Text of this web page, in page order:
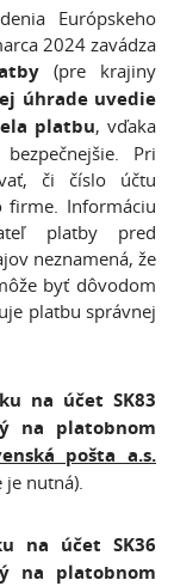
Európskeho
2024 zavádza
(pre krajiny
úhrade uvedie
platbu, vďaka
Pri
či číslo účtu
firme. Informáciu
platby pred
neznamená, že
byť dôvodom
platbu správnej
na účet SK83
na platobnom
pošta a.s.
nutná).
na účet SK36
na platobnom